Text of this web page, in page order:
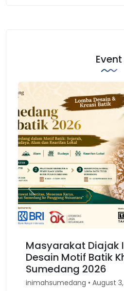
Event
Diajak Ikuti Lomba
Batik Khas
2026
• August 3, 2026
Previous